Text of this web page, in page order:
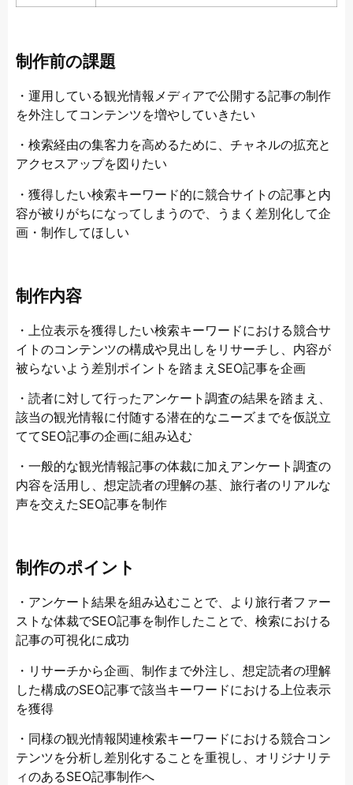
制作前の課題
・運用している観光情報メディアで公開する記事の制作
を外注してコンテンツを増やしていきたい
・検索経由の集客力を高めるために、チャネルの拡充と
アクセスアップを図りたい
・獲得したい検索キーワード的に競合サイトの記事と内
容が被りがちになってしまうので、うまく差別化して企
画・制作してほしい
制作内容
・上位表示を獲得したい検索キーワードにおける競合サ
イトのコンテンツの構成や見出しをリサーチし、内容が
被らないよう差別ポイントを踏まえSEO記事を企画
・読者に対して行ったアンケート調査の結果を踏まえ、
該当の観光情報に付随する潜在的なニーズまでを仮説立
ててSEO記事の企画に組み込む
・一般的な観光情報記事の体裁に加えアンケート調査の
内容を活用し、想定読者の理解の基、旅行者のリアルな
声を交えたSEO記事を制作
制作のポイント
・アンケート結果を組み込むことで、より旅行者ファー
ストな体裁でSEO記事を制作したことで、検索における
記事の可視化に成功
・リサーチから企画、制作まで外注し、想定読者の理解
した構成のSEO記事で該当キーワードにおける上位表示
を獲得
・同様の観光情報関連検索キーワードにおける競合コン
テンツを分析し差別化することを重視し、オリジナリテ
ィのあるSEO記事制作へ